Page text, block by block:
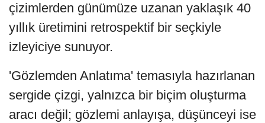
çizimlerden günümüze uzanan yaklaşık 40
yıllık üretimini retrospektif bir seçkiyle
izleyiciye sunuyor.
'Gözlemden Anlatıma' temasıyla hazırlanan
sergide çizgi, yalnızca bir biçim oluşturma
aracı değil; gözlemi anlayışa, düşünceyi ise